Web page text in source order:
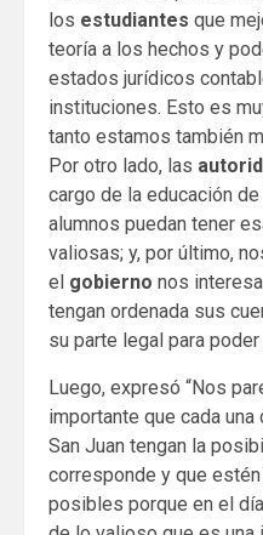
los estudiantes que
teoría a los hechos y
estados jurídicos
instituciones. Esto es
tanto estamos también
Por otro lado, las
cargo de la educación
alumnos puedan tener
valiosas; y, por último,
el gobierno nos
tengan ordenada sus
su parte legal para poder
Luego, expresó “Nos
importante que cada
San Juan tengan la
corresponde y que
posibles porque en el